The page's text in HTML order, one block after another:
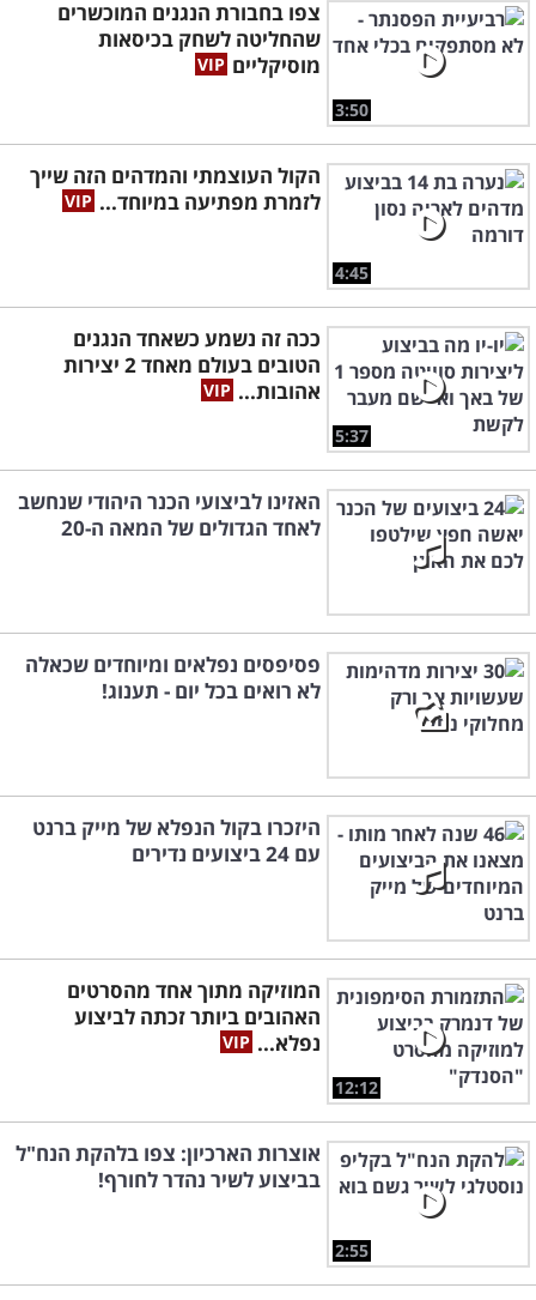
3:50
צפו בחבורת הנגנים המוכשרים
שהחליטה לשחק בכיסאות
מוסיקליים
4:45
הקול העוצמתי והמדהים הזה שייך
לזמרת מפתיעה במיוחד...
5:37
ככה זה נשמע כשאחד הנגנים
הטובים בעולם מאחד 2 יצירות
אהובות...
האזינו לביצועי הכנר היהודי שנחשב
לאחד הגדולים של המאה ה-20
פסיפסים נפלאים ומיוחדים שכאלה
לא רואים בכל יום - תענוג!
היזכרו בקול הנפלא של מייק ברנט
עם 24 ביצועים נדירים
12:12
המוזיקה מתוך אחד מהסרטים
האהובים ביותר זכתה לביצוע
נפלא...
2:55
אוצרות הארכיון: צפו בלהקת הנח"ל
בביצוע לשיר נהדר לחורף!